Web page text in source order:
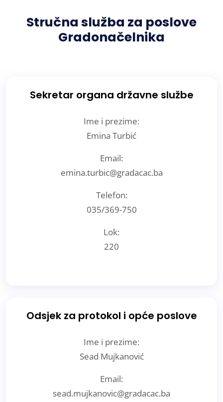
Stručna služba za poslove
Gradonačelnika
Sekretar organa državne službe
Ime i prezime:
Emina Turbić
Email:
emina.turbic@gradacac.ba
Telefon:
035/369-750
Lok:
220
Odsjek za protokol i opće poslove
Ime i prezime:
Sead Mujkanović
Email:
sead.mujkanovic@gradacac.ba